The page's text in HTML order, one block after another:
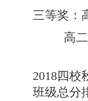
三等奖：
高
2018四校
班级总分